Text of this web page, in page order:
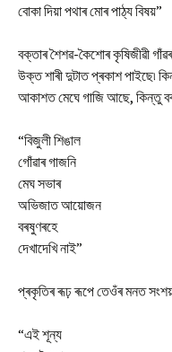
বোকা দিয়া পথাৰ মোৰ পাঠ্য বিষয়”
বক্তাৰ শৈশৱ-কৈশোৰ কৃষিজীৱী
উক্ত শাৰী দুটাত প্ৰকাশ পাইছে৷
আকাশত মেঘে গাজি আছে, কিন্তু
“বিজুলী শিঙাল
গোঁৱাৰ গাজনি
মেঘ সভাৰ
অভিজাত আয়োজন
বৰষুণৰহে
দেখাদেখি নাই”
প্ৰকৃতিৰ ৰূঢ় ৰূপে তেওঁৰ মনত
“এই শূন্য